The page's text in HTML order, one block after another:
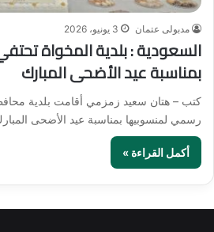
مدبولى عتمان 3 يونيو، 2026
السعودية : بلدية المخواة
بمناسبة عيد الأضحى المبارك
كتب – هتان سعيد زمزمي أقامت بلدية
رسمي لمنسوبيها بمناسبة عيد الأضحى
أكمل القراءة »